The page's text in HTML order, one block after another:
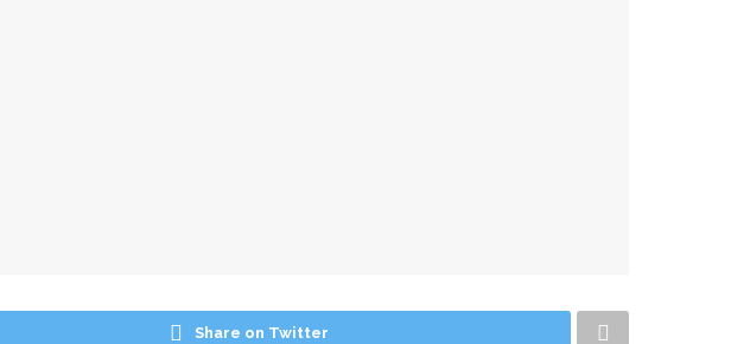
Share on Twitter